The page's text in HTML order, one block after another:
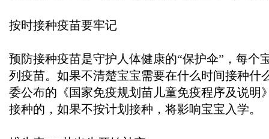
按时接种疫苗要牢记
预防接种疫苗是守护人体健康的“保护伞”，每个
列疫苗。如果不清楚宝宝需要在什么时间接种什
委公布的《国家免疫规划苗儿童免疫程序及说明
接种的，如果不按计划接种，将影响宝宝入学。